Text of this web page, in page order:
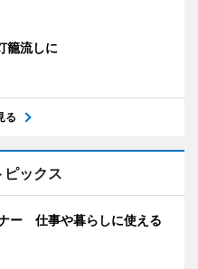
籠流しに
る
ックス
ー 仕事や暮らしに使える